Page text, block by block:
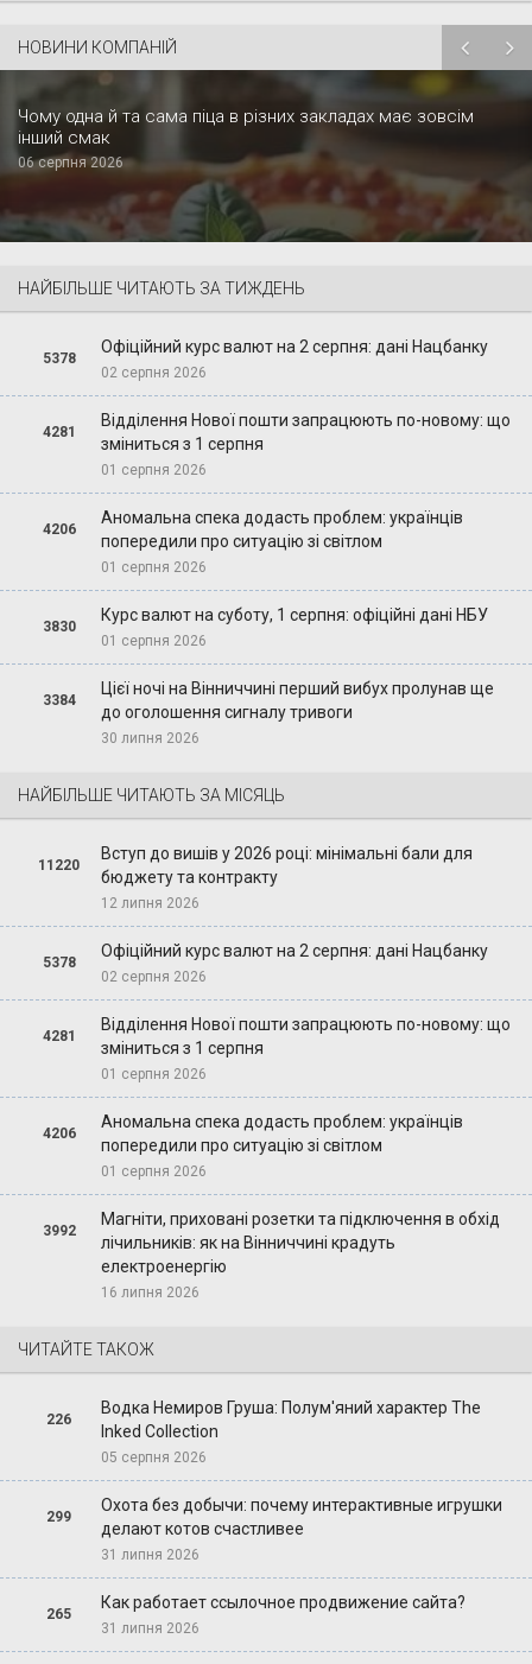
НОВИНИ КОМПАНІЙ
Чому одна й та сама піца в різних закладах має зовсім
інший смак
06 серпня 2026
НАЙБІЛЬШЕ ЧИТАЮТЬ ЗА ТИЖДЕНЬ
5378
Офіційний курс валют на 2 серпня: дані Нацбанку
02 серпня 2026
4281
Відділення Нової пошти запрацюють по-новому: що
зміниться з 1 серпня
01 серпня 2026
4206
Аномальна спека додасть проблем: українців
попередили про ситуацію зі світлом
01 серпня 2026
3830
Курс валют на суботу, 1 серпня: офіційні дані НБУ
01 серпня 2026
3384
Цієї ночі на Вінниччині перший вибух пролунав ще
до оголошення сигналу тривоги
30 липня 2026
НАЙБІЛЬШЕ ЧИТАЮТЬ ЗА МІСЯЦЬ
11220
Вступ до вишів у 2026 році: мінімальні бали для
бюджету та контракту
12 липня 2026
5378
Офіційний курс валют на 2 серпня: дані Нацбанку
02 серпня 2026
4281
Відділення Нової пошти запрацюють по-новому: що
зміниться з 1 серпня
01 серпня 2026
4206
Аномальна спека додасть проблем: українців
попередили про ситуацію зі світлом
01 серпня 2026
3992
Магніти, приховані розетки та підключення в обхід
лічильників: як на Вінниччині крадуть
електроенергію
16 липня 2026
ЧИТАЙТЕ ТАКОЖ
226
Водка Немиров Груша: Полум'яний характер The
Inked Collection
05 серпня 2026
299
Охота без добычи: почему интерактивные игрушки
делают котов счастливее
31 липня 2026
265
Как работает ссылочное продвижение сайта?
31 липня 2026